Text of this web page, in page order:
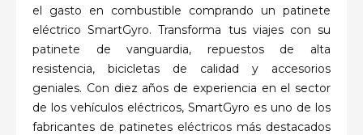
el gasto en combustible comprando un patinete
eléctrico SmartGyro. Transforma tus viajes con su
patinete de vanguardia, repuestos de alta
resistencia, bicicletas de calidad y accesorios
geniales. Con diez años de experiencia en el sector
de los vehículos eléctricos, SmartGyro es uno de los
fabricantes de patinetes eléctricos más destacados